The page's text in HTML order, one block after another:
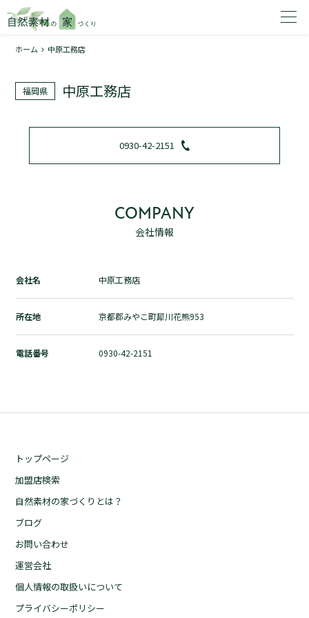
1
トップページ
加盟店検索
自然素材の家づくりとは？
ホーム 中原工務店
福岡県 中原工務店
0930-42-2151
COMPANY
会社情報
会社名 中原工務店
所在地 京都郡みやこ町犀川花熊953
電話番号 0930-42-2151
トップページ
加盟店検索
自然素材の家づくりとは？
ブログ
お問い合わせ
運営会社
個人情報の取扱いについて
プライバシーポリシー